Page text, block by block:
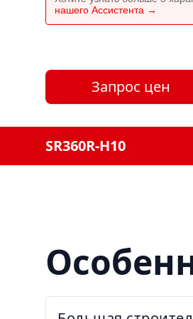
нашего Ассистента →
Запрос цен
SR360R-H10